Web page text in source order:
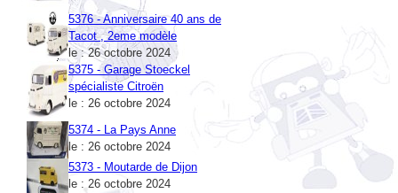
5376 - Anniversaire 40 ans de
Tacot , 2eme modèle
le : 26 octobre 2024
5375 - Garage Stoeckel
spécialiste Citroën
le : 26 octobre 2024
5374 - La Pays Anne
le : 26 octobre 2024
5373 - Moutarde de Dijon
le : 26 octobre 2024